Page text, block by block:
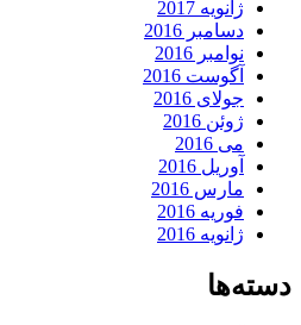
ژانویه 2017
دسامبر 2016
نوامبر 2016
آگوست 2016
جولای 2016
ژوئن 2016
می 2016
آوریل 2016
مارس 2016
فوریه 2016
ژانویه 2016
دسته‌ها